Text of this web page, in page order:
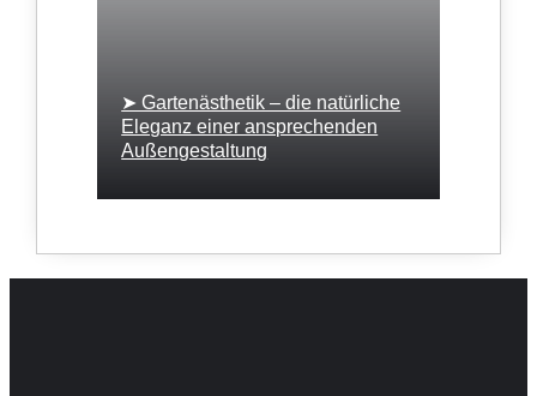
➤ Gartenästhetik – die natürliche
Eleganz einer ansprechenden
Außengestaltung